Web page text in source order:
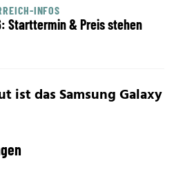
INFOS
Starttermin & Preis stehen
ist das Samsung Galaxy